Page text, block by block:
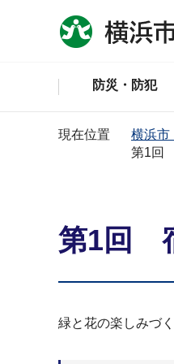
防災・防犯
現在位置 横浜市
第1回
第1回
緑と花の楽しみづ